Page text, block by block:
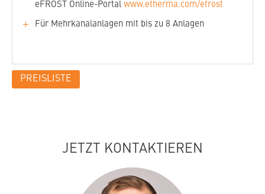
eFROST Online-Portal www.etherma.com/efrost
Für Mehrkanalanlagen mit bis zu 8 Anlagen
PREISLISTE
JETZT KONTAKTIEREN